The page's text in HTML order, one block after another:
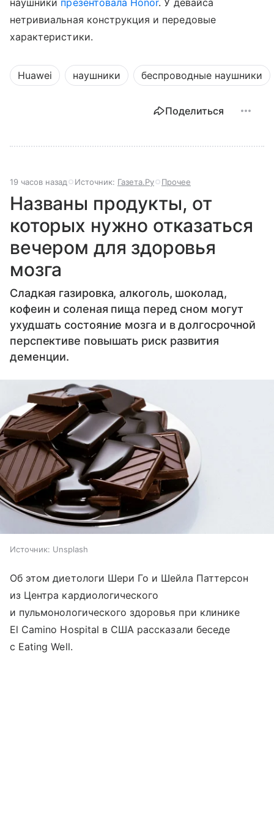
нетривиальная конструкция и передовые
характеристики.
Huawei наушники беспроводные наушники
Поделиться
19 часов назад Источник: Газета.Ру Прочее
Названы продукты, от
которых нужно отказаться
вечером для здоровья
мозга
Сладкая газировка, алкоголь, шоколад,
кофеин и соленая пища перед сном могут
ухудшать состояние мозга и в долгосрочной
перспективе повышать риск развития
деменции.
Источник: Unsplash
Об этом диетологи Шери Го и Шейла Паттерсон
из Центра кардиологического
и пульмонологического здоровья при клинике
El Camino Hospital в США рассказали беседе
с Eating Well.